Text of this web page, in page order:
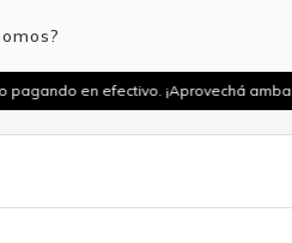
pagando en efectivo. ¡Aprovechá